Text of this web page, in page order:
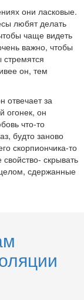
они ласковые.
любят делать
чаще видеть
важно, чтобы
стремятся
он, тем
отвечает за
огонек, он
что-то
будто заново
скорпиончика-то
скрывать
сдержанные